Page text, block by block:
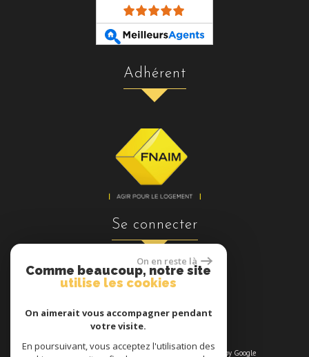
adhérent
se connecter
© 2026 | Tous droits réservés | Traduction powered by Google
On en reste là
Comme beaucoup, notre site
utilise les cookies
On aimerait vous accompagner pendant
votre visite.
En poursuivant, vous acceptez l'utilisation des